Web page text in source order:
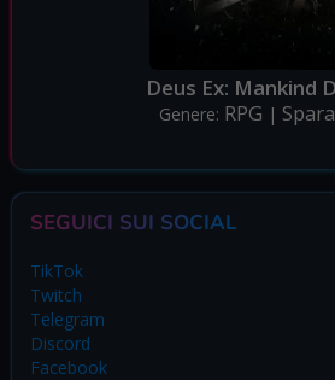
Deus Ex: Mankind
Genere: RPG |
SEGUICI SUI SOCIAL
TikTok
Twitch
Telegram
Discord
Facebook